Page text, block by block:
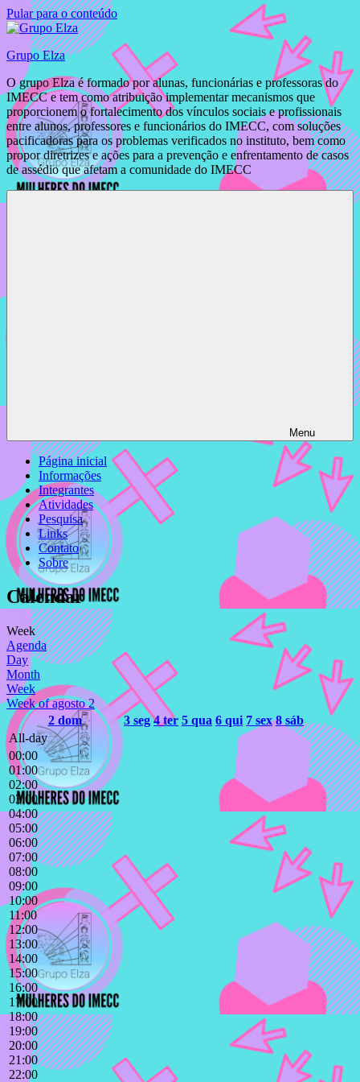
Pular para o conteúdo
Grupo Elza
O grupo Elza é formado por alunas, funcionárias e professoras do
IMECC e tem como atribuição implementar mecanismos que
proporcionem o fortalecimento dos vínculos sociais e profissionais
entre alunos, professores e funcionários do IMECC, com soluções
pacificadoras para os problemas verificados no instituto, bem como
propor diretrizes e ações para a prevenção e enfrentamento de casos
de assédio que afetam a comunidade do IMECC
Menu
Página inicial
Informações
Integrantes
Atividades
Pesquisa
Links
Contato
Sobre
Calendar
Week
Agenda
Day
Month
Week
Week of agosto 2
2 dom 3 seg 4 ter 5 qua 6 qui 7 sex 8 sáb
All-day
00:00
01:00
02:00
03:00
04:00
05:00
06:00
07:00
08:00
09:00
10:00
11:00
12:00
13:00
14:00
15:00
16:00
17:00
18:00
19:00
20:00
21:00
22:00